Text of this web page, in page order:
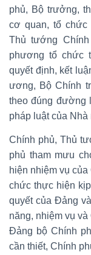
phủ, Bộ trưởng,
cơ quan, tổ chức
Thủ tướng
phương tổ chức
quyết định, kết
ương, Bộ Chính
theo đúng đường
pháp luật của
Chính phủ, Thủ
phủ tham mưu
hiện nhiệm vụ
chức thực hiện
quyết của Đảng
năng, nhiệm vụ
Đảng bộ Chính
cần thiết, Chính